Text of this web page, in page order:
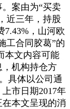
案由为“买卖
近三年，持股
7.43%，山河欧
工合同胶葛”的
本文内容可能
机构持仓方
具体以公司通
市日期2017年
在本文呈现的消